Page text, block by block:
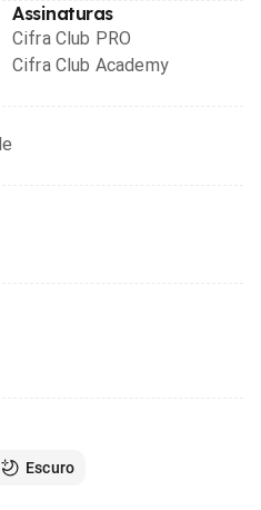
Assinaturas
Cifra Club PRO
Cifra Club Academy
Escuro